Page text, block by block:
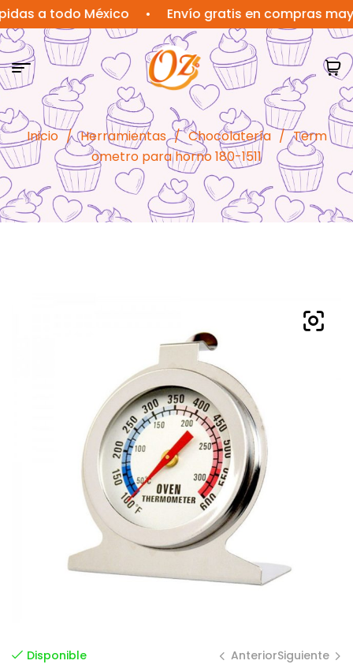
todo México • Envío gratis en compras mayores
Inicio / Herramientas / Chocolatería / Term
ometro para horno 180-1511
Disponible AnteriorSiguiente